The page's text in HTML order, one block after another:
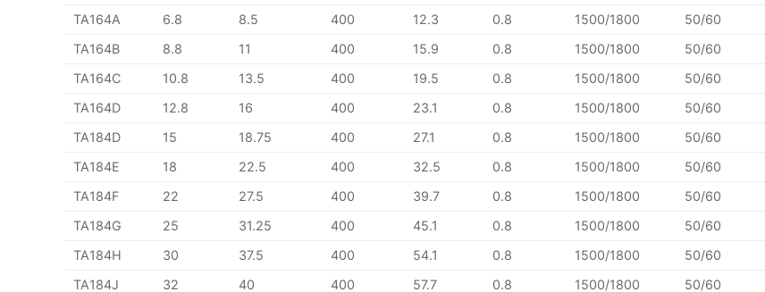
TA164A
6.8 8.5 400 12.3 0.8 1500/1800 50/60
TA164B
8.8 11 400 15.9 0.8 1500/1800 50/60
TA164C
10.8 13.5 400 19.5 0.8 1500/1800 50/60
TA164D
12.8 16 400 23.1 0.8 1500/1800 50/60
TA184D
15 18.75 400 27.1 0.8 1500/1800 50/60
TA184E
18 22.5 400 32.5 0.8 1500/1800 50/60
TA184F
22 27.5 400 39.7 0.8 1500/1800 50/60
TA184G
25 31.25 400 45.1 0.8 1500/1800 50/60
TA184H
30 37.5 400 54.1 0.8 1500/1800 50/60
TA184J
32 40 400 57.7 0.8 1500/1800 50/60